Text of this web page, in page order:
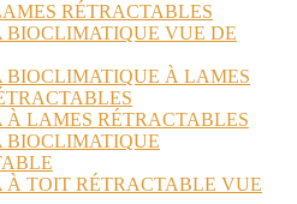
RÉTRACTABLES
BIOCLIMATIQUE VUE DE
BIOCLIMATIQUE À LAMES
À LAMES RÉTRACTABLES
BIOCLIMATIQUE
À TOIT RÉTRACTABLE VUE